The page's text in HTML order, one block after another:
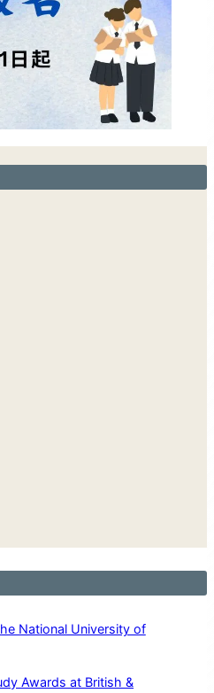
National University of
Awards at British &